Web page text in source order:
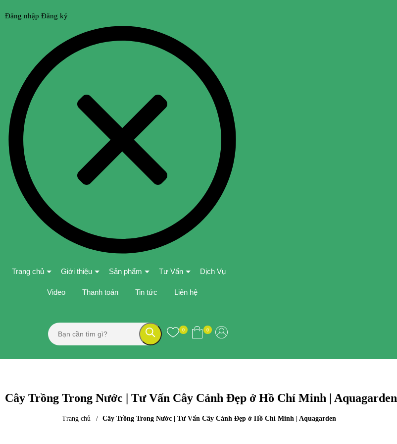
Đăng nhập Đăng ký
Trang chủ Giới thiệu Sản phẩm Tư Vấn Dịch Vụ
Video Thanh toán Tin tức Liên hệ
0 0
Cây Trồng Trong Nước | Tư Vấn Cây Cảnh Đẹp ở Hồ Chí Minh | Aquagarden
Trang chủ Cây Trồng Trong Nước | Tư Vấn Cây Cảnh Đẹp ở Hồ Chí Minh | Aquagarden